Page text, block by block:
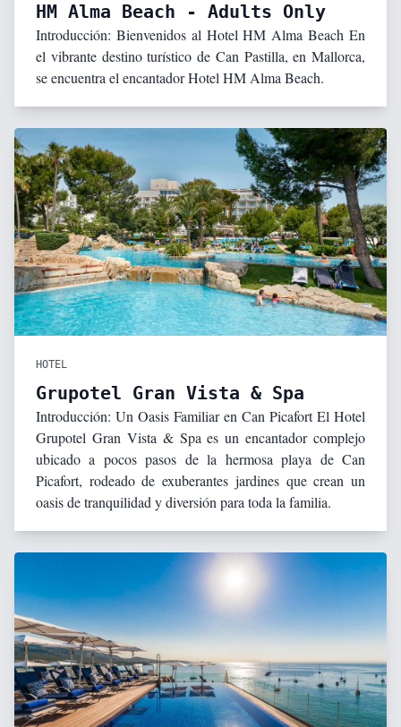
HM Alma Beach - Adults Only
Introducción: Bienvenidos al Hotel HM Alma Beach En
el vibrante destino turístico de Can Pastilla, en Mallorca,
se encuentra el encantador Hotel HM Alma Beach.
HOTEL
Grupotel Gran Vista & Spa
Introducción: Un Oasis Familiar en Can Picafort El Hotel
Grupotel Gran Vista & Spa es un encantador complejo
ubicado a pocos pasos de la hermosa playa de Can
Picafort, rodeado de exuberantes jardines que crean un
oasis de tranquilidad y diversión para toda la familia.